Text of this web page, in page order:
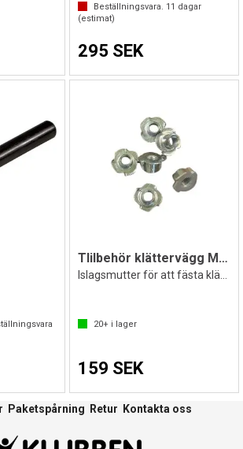
Beställningsvara. 11 dagar
(estimat)
295 SEK
Tlilbehör klättervägg M10 Klomutter
20+i lager
159 SEK
Paketspårning Retur Kontakta oss